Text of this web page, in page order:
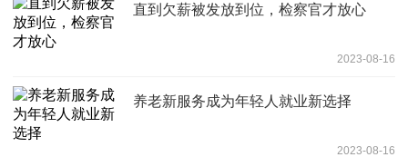
直到欠薪被发放到位，检察官才放心
2023-08-16
养老新服务成为年轻人就业新选择
2023-08-16